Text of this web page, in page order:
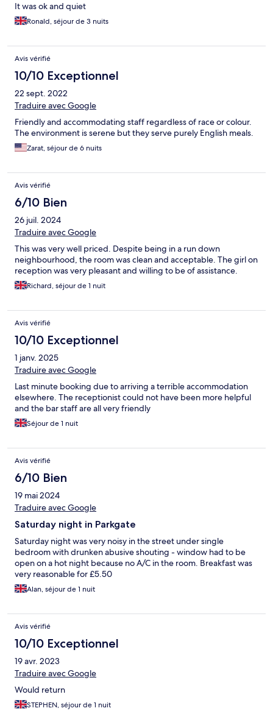
It was ok and quiet
Ronald, séjour de 3 nuits
Avis vérifié
10/10 Exceptionnel
22 sept. 2022
Traduire avec Google
Friendly and accommodating staff regardless of race or colour.
The environment is serene but they serve purely English meals.
Zarat, séjour de 6 nuits
Avis vérifié
6/10 Bien
26 juil. 2024
Traduire avec Google
This was very well priced. Despite being in a run down
neighbourhood, the room was clean and acceptable. The girl on
reception was very pleasant and willing to be of assistance.
Richard, séjour de 1 nuit
Avis vérifié
10/10 Exceptionnel
1 janv. 2025
Traduire avec Google
Last minute booking due to arriving a terrible accommodation
elsewhere. The receptionist could not have been more helpful
and the bar staff are all very friendly
Séjour de 1 nuit
Avis vérifié
6/10 Bien
19 mai 2024
Traduire avec Google
Saturday night in Parkgate
Saturday night was very noisy in the street under single
bedroom with drunken abusive shouting - window had to be
open on a hot night because no A/C in the room. Breakfast was
very reasonable for £5.50
Alan, séjour de 1 nuit
Avis vérifié
10/10 Exceptionnel
19 avr. 2023
Traduire avec Google
Would return
STEPHEN, séjour de 1 nuit